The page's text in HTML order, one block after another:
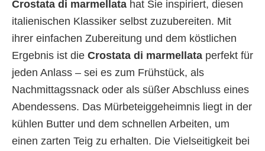
Crostata di marmellata hat Sie inspiriert, diesen
italienischen Klassiker selbst zuzubereiten. Mit
ihrer einfachen Zubereitung und dem köstlichen
Ergebnis ist die Crostata di marmellata perfekt für
jeden Anlass – sei es zum Frühstück, als
Nachmittagssnack oder als süßer Abschluss eines
Abendessens. Das Mürbeteiggeheimnis liegt in der
kühlen Butter und dem schnellen Arbeiten, um
einen zarten Teig zu erhalten. Die Vielseitigkeit bei